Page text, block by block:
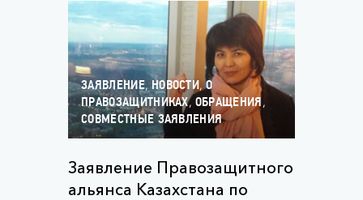
ЗАЯВЛЕНИЕ,НОВОСТИ,О
ПРАВОЗАЩИТНИКАХ, ОБРАЩЕНИЯ,
СОВМЕСТНЫЕ ЗАЯВЛЕНИЯ
Заявление Правозащитного
альянса Казахстана по